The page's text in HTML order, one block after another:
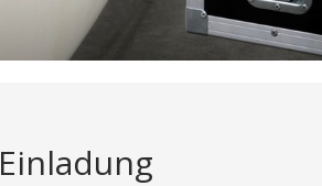
Einladung